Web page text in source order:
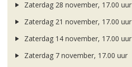
Zaterdag 28 november, 17.00 uur
Zaterdag 21 november, 17.00 uur
Zaterdag 14 november, 17.00 uur
Zaterdag 7 november, 17.00 uur